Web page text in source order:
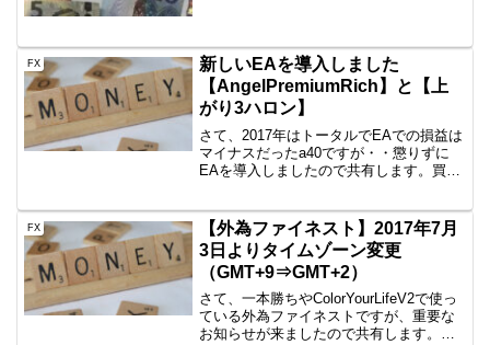
楽勝で月収程度は稼...
FX
新しいEAを導入しました
【AngelPremiumRich】と【上
がり3ハロン】
さて、2017年はトータルでEAでの損益は
マイナスだったa40ですが・・懲りずに
EAを導入しましたので共有します。買っ
は、PremiumRi...
FX
【外為ファイネスト】2017年7月
3日よりタイムゾーン変更
（GMT+9⇒GMT+2）
さて、一本勝ちやColorYourLifeV2で使っ
ている外為ファイネストですが、重要な
お知らせが来ましたので共有します。何